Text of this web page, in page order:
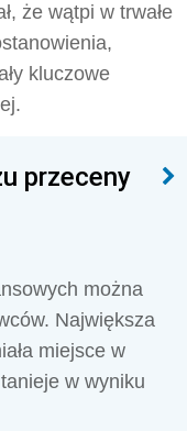
że wątpi w trwałe
kluczowe
przeceny
można
Największa
miejsce w
w wyniku